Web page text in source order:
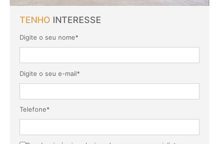
TENHO INTERESSE
Digite o seu nome*
Digite o seu e-mail*
Telefone*